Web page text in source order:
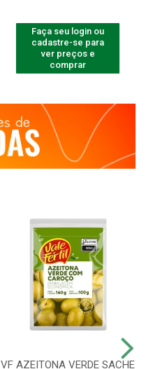
Faça seu login ou
cadastre-se para
ver preços e
comprar
VF AZEITONA VERDE SACHE